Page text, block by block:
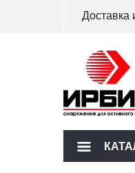
Доставка